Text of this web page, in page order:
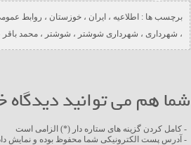
برچسب ها : اطلاعیه ، ایران ، خوزستان ، روابط
، شهرداری ، شهرداری شوشتر ، شوشتر ، محمد
شما هم می توانید دیدگاه
- کامل کردن گزینه های ستاره دار (*) الزامی است
- آدرس پست الکترونیکی شما محفوظ بوده و نمایش